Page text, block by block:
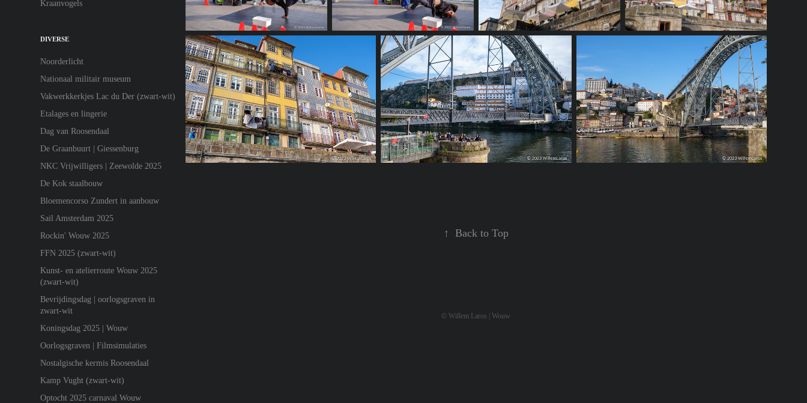
Kraanvogels
DIVERSE
Noorderlicht
Nationaal militair museum
Vakwerkkerkjes Lac du Der (zwart-wit)
Etalages en lingerie
Dag van Roosendaal
De Graanbuurt | Giessenburg
NKC Vrijwilligers | Zeewolde 2025
De Kok staalbouw
Bloemencorso Zundert in aanbouw
Sail Amsterdam 2025
Rockin' Wouw 2025
FFN 2025 (zwart-wit)
Kunst- en atelierroute Wouw 2025
(zwart-wit)
Bevrijdingsdag | oorlogsgraven in
zwart-wit
Koningsdag 2025 | Wouw
Oorlogsgraven | Filmsimulaties
Nostalgische kermis Roosendaal
Kamp Vught (zwart-wit)
Optocht 2025 carnaval Wouw
↑ Back to Top
© Willem Laros | Wouw